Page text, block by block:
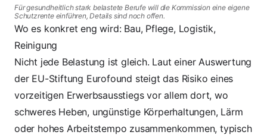
Für gesundheitlich stark belastete Berufe will die Kommission eine eigene
Schutzrente einführen, Details sind noch offen.
Wo es konkret eng wird: Bau, Pflege, Logistik,
Reinigung
Nicht jede Belastung ist gleich. Laut einer Auswertung
der EU-Stiftung Eurofound steigt das Risiko eines
vorzeitigen Erwerbsausstiegs vor allem dort, wo
schweres Heben, ungünstige Körperhaltungen, Lärm
oder hohes Arbeitstempo zusammenkommen, typisch